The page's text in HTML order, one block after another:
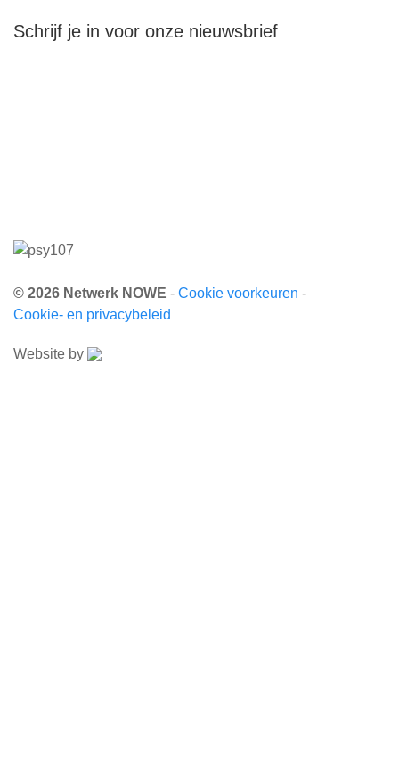
Schrijf je in voor onze nieuwsbrief
© 2026 Netwerk NOWE - Cookie voorkeuren -
Cookie- en privacybeleid
Website by